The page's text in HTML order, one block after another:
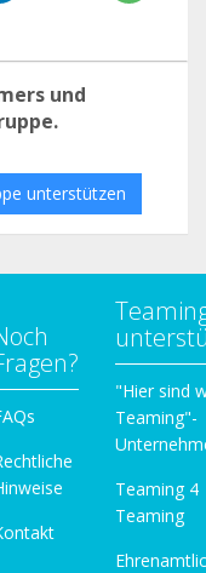
und
unterstützen
"Hier sind
Teaming"-
Teaming 4
Teaming